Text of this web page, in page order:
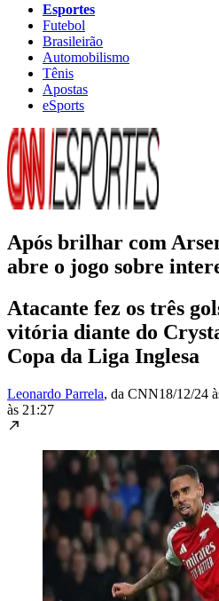
Esportes
Futebol
Brasileirão
Automobilismo
Tênis
Apostas
eSports
Após brilhar com
abre o jogo sobre
Atacante fez os três
vitória diante do
Copa da Liga Inglesa
Leonardo Parrela, da CNN18/12/24
às 21:27